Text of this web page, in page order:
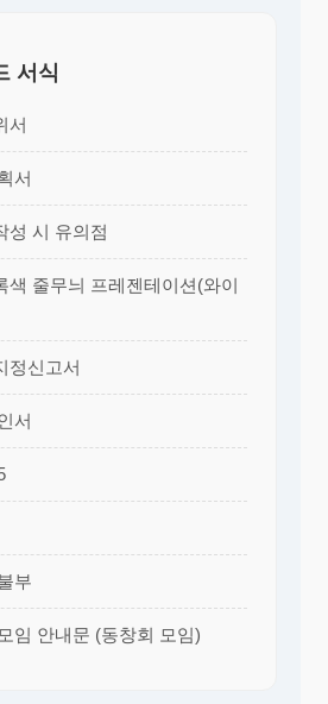
서식
서
서
성 시 유의점
색 줄무늬 프레젠테이션(와이
정신고서
서
부
임 안내문 (동창회 모임)